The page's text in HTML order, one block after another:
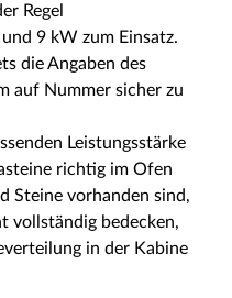
Regel
9 kW zum Einsatz.
die Angaben des
auf Nummer sicher zu
Leistungsstärke
richtig im Ofen
Steine vorhanden sind,
vollständig bedecken,
in der Kabine